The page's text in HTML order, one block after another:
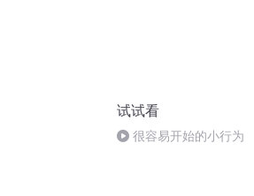
试试看
很容易开始的小行为